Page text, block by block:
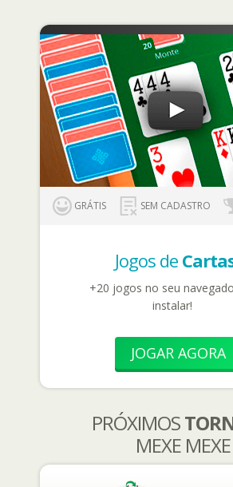
GRÁTIS SEM CADASTRO
Jogos de
+20 jogos no seu
instalar!
JOGAR AGORA
PRÓXIMOS
MEXE MEXE